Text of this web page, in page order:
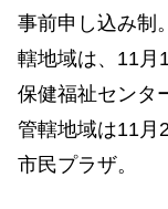
事前申し込み制
轄地域は、11月
保健福祉センタ
管轄地域は11月
市民プラザ。